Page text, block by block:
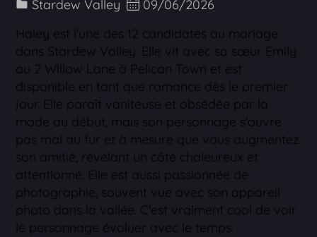
Stardew Valley
09/06/2026
Haley est l'une des 12 candidates au mariage
dans Stardew Valley. Elle vit avec sa sœur Emily
au 2 Willow Lane à Pelican Town et est
disponible en tant que romance dès le premier
jour. Elle paraît vaniteuse et obsédée par la
mode au début, mais son personnage s'ouvre
pas mal au fur et à mesure que vous augmentez
son amitié, révélant un côté chaleureux et
attentionné. Elle est aussi passionnée de
photographie, souvent vue avec son appareil
photo dans la vallée. C'est vraiment cool de voir
le personnage évoluer avec le temps.